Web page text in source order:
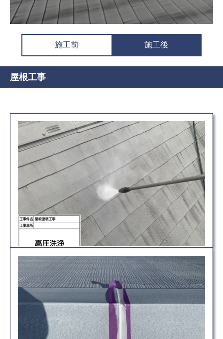
施工前 施工後
屋根工事